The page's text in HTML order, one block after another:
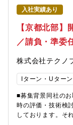
を実現したい方・
す。【生産技術】
レースに伴ったシ
件の要件定義・基
中生産装置のシス
応、原因分析、恒
作成部品発注・制
成・組織体制全体
名）※増員後は26
きやすい環境です
ています。※社内
事の面白さ・魅力
入社実績あり
【京都北部】
／請負・準委
株式会社テクノ
Iターン・Uターン
■募集背景同社の
時の評価・技術検
しております。そ